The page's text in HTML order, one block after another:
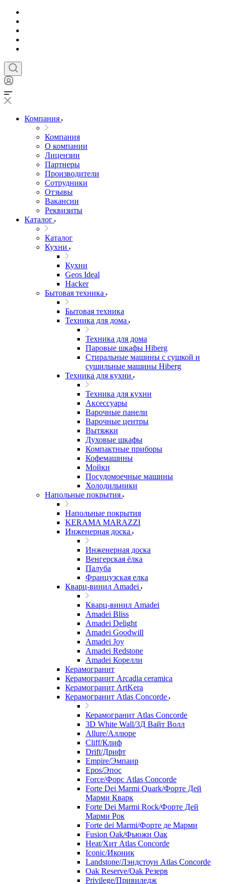
Компания
Компания
О компании
Лицензии
Партнеры
Производители
Сотрудники
Отзывы
Вакансии
Реквизиты
Каталог
Каталог
Кухни
Кухни
Geos Ideal
Hacker
Бытовая техника
Бытовая техника
Техника для дома
Техника для дома
Паровые шкафы Hiberg
Стиральные машины с сушкой и
сушильные машины Hiberg
Техника для кухни
Техника для кухни
Аксессуары
Варочные панели
Варочные центры
Вытяжки
Духовые шкафы
Компактные приборы
Кофемашины
Мойки
Посудомоечные машины
Холодильники
Напольные покрытия
Напольные покрытия
KERAMA MARAZZI
Инженерная доска
Инженерная доска
Венгерская ёлка
Палуба
Французская елка
Кварц-винил Amadei
Кварц-винил Amadei
Amadei Bliss
Amadei Delight
Amadei Goodwill
Amadei Joy
Amadei Redstone
Amadei Корелли
Керамогранит
Керамогранит Arcadia ceramica
Керамогранит ArtKera
Керамогранит Atlas Concorde
Керамогранит Atlas Concorde
3D White Wall/3Д Вайт Волл
Allure/Аллюрe
Cliff/Клиф
Drift/Дрифт
Empire/Эмпаир
Epos/Эпос
Force/Фoрс Atlas Concorde
Forte Dei Marmi Quark/Форте Дей
Марми Кварк
Forte Dei Marmi Rock/Форте Дей
Марми Рок
Forte dei Marmi/Форте де Марми
Fusion Oak/Фьюжн Оак
Heat/Xит Atlas Concorde
Iconic/Иконик
Landstone/Лэндстоун Atlas Concorde
Oak Reserve/Оak Резepв
Privilege/Привиледж